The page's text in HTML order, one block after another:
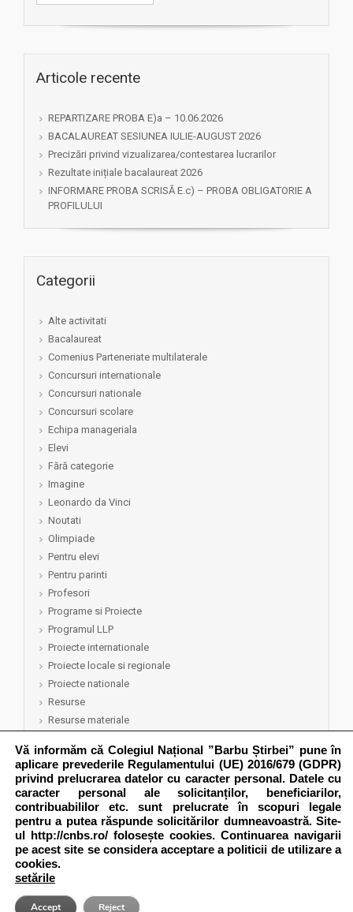
Articole recente
REPARTIZARE PROBA E)a – 10.06.2026
BACALAUREAT SESIUNEA IULIE-AUGUST 2026
Precizări privind vizualizarea/contestarea lucrarilor
Rezultate inițiale bacalaureat 2026
INFORMARE PROBA SCRISĂ E.c) – PROBA OBLIGATORIE A
PROFILULUI
Categorii
Alte activitati
Bacalaureat
Comenius Parteneriate multilaterale
Concursuri internationale
Concursuri nationale
Concursuri scolare
Echipa manageriala
Elevi
Fără categorie
Imagine
Leonardo da Vinci
Noutati
Olimpiade
Pentru elevi
Pentru parinti
Profesori
Programe si Proiecte
Programul LLP
Proiecte internationale
Proiecte locale si regionale
Proiecte nationale
Resurse
Resurse materiale
Rezultate
Semep 2015-2016
Semep 2017-2018
CopyRight 2014 © Colegiul National ,,Barbu Stirbei" Calarasi
Vă informăm că Colegiul Național ”Barbu Știrbei” pune în
aplicare prevederile Regulamentului (UE) 2016/679 (GDPR)
privind prelucrarea datelor cu caracter personal. Datele cu
caracter personal ale solicitanților, beneficiarilor,
contribuabililor etc. sunt prelucrate în scopuri legale
pentru a putea răspunde solicitărilor dumneavoastră. Site-
ul http://cnbs.ro/ folosește cookies. Continuarea navigarii
pe acest site se considera acceptare a politicii de utilizare a
cookies.
setările
Accept Reject
Multilingual WordPress